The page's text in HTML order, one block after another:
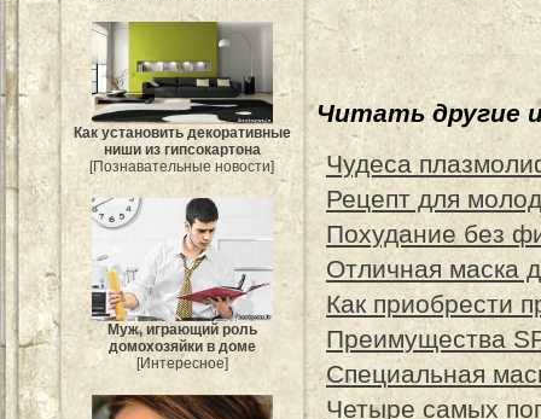
Как установить декоративные
ниши из гипсокартона
[Познавательные новости]
Муж, играющий роль
домохозяйки в доме
[Интересное]
Читать другие
Чудеса
Рецепт для
Похудание без
Отличная маска
Как приобрести
Преимущества
Специальная
Четыре самых